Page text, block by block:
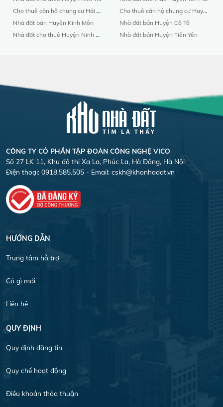
Cho thuê căn hộ chung cư Hải Dương
Nhà đất bán Huyện Kinh Môn
Nhà đất cho thuê Huyện Ninh Giang
Cho thuê căn hộ chung cư Huyện Cô Tô
Nhà đất bán Huyện Cô Tô
Nhà đất bán Huyện Tiên Yên
CÔNG TY CỎ PHẦN TẬP ĐOÀN CÔNG NGHỆ VICO
Số 27 LK 11, Khu đô thị Xa La, Phúc La, Hà Đông, Hà Nội
Điện thoại: 0918.585.505 - Email: cskh@khonhadat.vn
HƯỚNG DẪN
Trung tâm hỗ trợ
Có gì mới
Liên hệ
QUY ĐỊNH
Quy định đăng tin
Quy chế hoạt động
Điều khoản thỏa thuận